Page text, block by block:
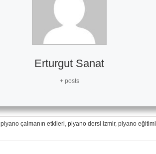
Erturgut Sanat
+ posts
piyano çalmanın etkileri, piyano dersi izmir, piyano